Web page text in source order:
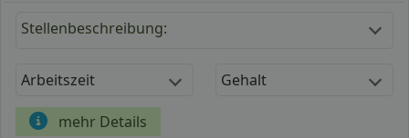
Stellenbeschreibung:
Arbeitszeit Gehalt
mehr Details